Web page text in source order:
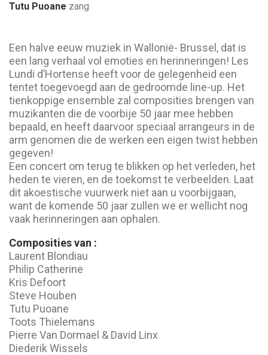
Een halve eeuw muziek in Wallonië- Brussel, dat is
een lang verhaal vol emoties en herinneringen! Les
Lundi d’Hortense heeft voor de gelegenheid een
tentet toegevoegd aan de gedroomde line-up. Het
tienkoppige ensemble zal composities brengen van
muzikanten die de voorbije 50 jaar mee hebben
bepaald, en heeft daarvoor speciaal arrangeurs in de
arm genomen die de werken een eigen twist hebben
gegeven!
Een concert om terug te blikken op het verleden, het
heden te vieren, en de toekomst te verbeelden. Laat
dit akoestische vuurwerk niet aan u voorbijgaan,
want de komende 50 jaar zullen we er wellicht nog
vaak herinneringen aan ophalen.
Composities van :
Laurent Blondiau
Philip Catherine
Kris Defoort
Steve Houben
Tutu Puoane
Toots Thielemans
Pierre Van Dormael & David Linx
Diederik Wissels
Tutu Puoane zang